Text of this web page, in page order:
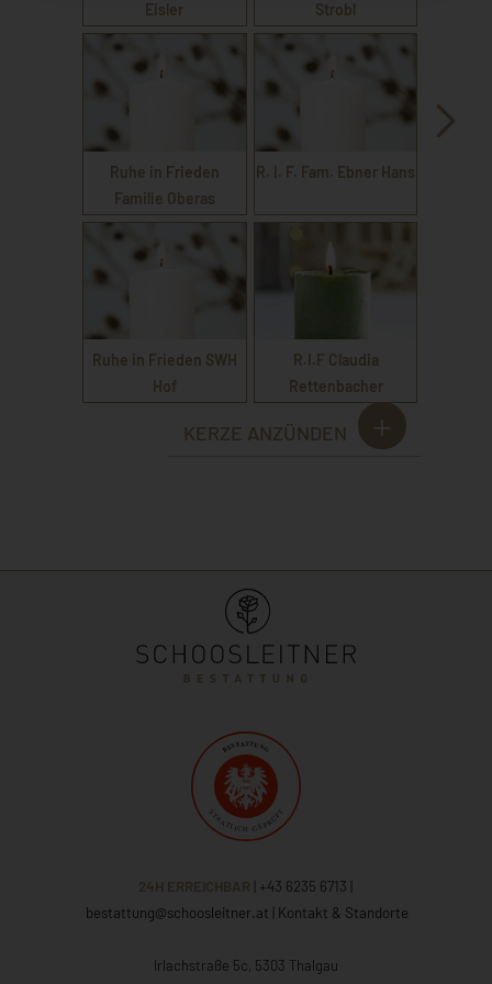
Eisler
Strobl
Ruhe in Frieden
Familie Oberas
R. I. F. Fam. Ebner Hans
Ruhe in Frieden SWH
Hof
R.I.F Claudia
Rettenbacher
KERZE ANZÜNDEN
24H ERREICHBAR | +43 6235 6713
bestattung@schoosleitner.at
Kontakt & Standorte
Irlachstraße 5c, 5303 Thalgau